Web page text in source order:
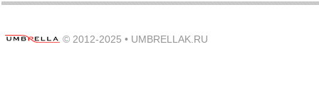
© 2012-2025 • UMBRELLAK.RU